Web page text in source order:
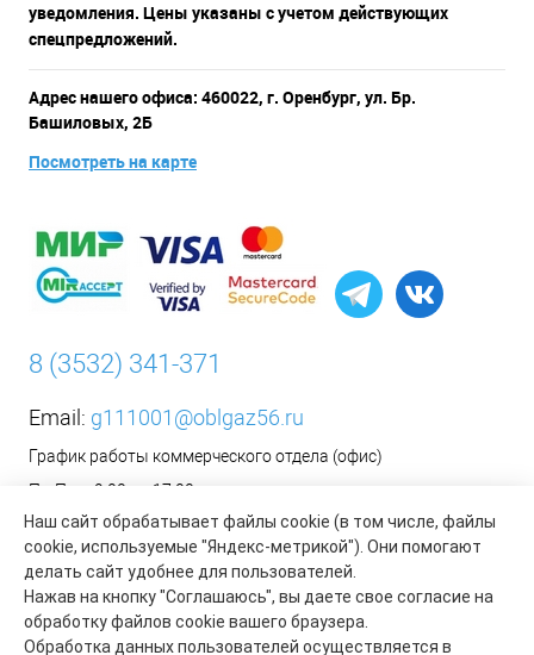
Наш сайт обрабатывает файлы cookie (в том числе, файлы
cookie, используемые "Яндекс-метрикой"). Они помогают
делать сайт удобнее для пользователей.
Нажав на кнопку "Соглашаюсь", вы даете свое согласие на
обработку файлов cookie вашего браузера.
Обработка данных пользователей осуществляется в
уведомления. Цены указаны с учетом действующих
спецпредложений.
Адрес нашего офиса: 460022, г. Оренбург, ул. Бр.
Башиловых, 2Б
Посмотреть на карте
8 (3532) 341-371
Email: g111001@oblgaz56.ru
График работы коммерческого отдела (офис)
Пн-Пт: с 9:00 до 17:00
Сб-Вс: Выходной
__________________________________________
Оформить заявку на установку бытового газового
оборудования возможно на сайте организации АО «Газпром
газораспределение Оренбург»:https://www.oblgaz56.ru/